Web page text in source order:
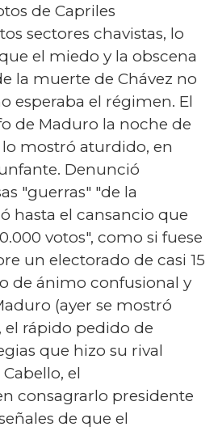
de Capriles
sectores chavistas, lo
el miedo y la obscena
la muerte de Chávez no
esperaba el régimen. El
de Maduro la noche de
mostró aturdido, en
Denunció
"guerras" "de la
hasta el cansancio que
votos", como si fuese
un electorado de casi 15
de ánimo confusional y
(ayer se mostró
el rápido pedido de
que hizo su rival
el
consagrarlo presidente
de que el